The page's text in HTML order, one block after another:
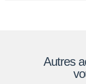
Autres